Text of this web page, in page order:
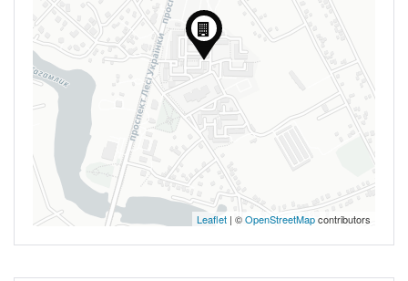
Leaflet | ©OpenStreetMapcontributors